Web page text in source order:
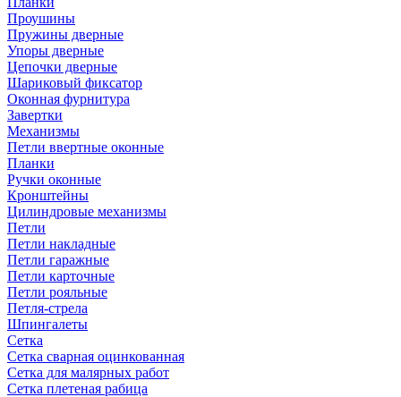
Проушины
Пружины дверные
Упоры дверные
Цепочки дверные
Шариковый фиксатор
Оконная фурнитура
Завертки
Механизмы
Петли ввертные оконные
Планки
Ручки оконные
Кронштейны
Цилиндровые механизмы
Петли
Петли накладные
Петли гаражные
Петли карточные
Петли рояльные
Петля-стрела
Шпингалеты
Сетка
Сетка сварная оцинкованная
Сетка для малярных работ
Сетка плетеная рабица